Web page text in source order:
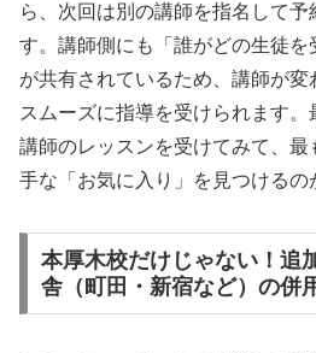
ら、次回は別の講師を指名して予
す。講師側にも「誰がどの生徒
が共有されているため、講師が
スムーズに指導を受けられます
講師のレッスンを受けてみて、
手な「お気に入り」を見つけるの
本厚木校だけじゃない！追
舎（町田・新宿など）の併